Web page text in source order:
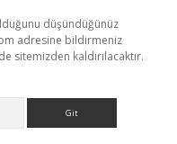
düşündüğünüz
adresine bildirmeniz
sitemizden kaldırılacaktır.